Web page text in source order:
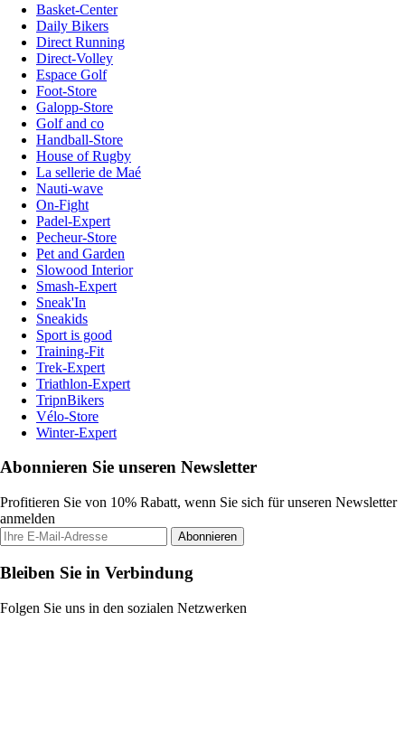
Basket-Center
Daily Bikers
Direct Running
Direct-Volley
Espace Golf
Foot-Store
Galopp-Store
Golf and co
Handball-Store
House of Rugby
La sellerie de Maé
Nauti-wave
On-Fight
Padel-Expert
Pecheur-Store
Pet and Garden
Slowood Interior
Smash-Expert
Sneak'In
Sneakids
Sport is good
Training-Fit
Trek-Expert
Triathlon-Expert
TripnBikers
Vélo-Store
Winter-Expert
Abonnieren Sie unseren Newsletter
Profitieren Sie von 10% Rabatt, wenn Sie sich für unseren Newsletter
anmelden
Abonnieren
Bleiben Sie in Verbindung
Folgen Sie uns in den sozialen Netzwerken